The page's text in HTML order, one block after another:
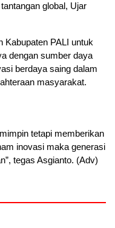
global, Ujar
Kabupaten PALI untuk
dengan sumber daya
berdaya saing dalam
masyarakat.
tetapi memberikan
inovasi maka generasi
tegas Asgianto. (Adv)